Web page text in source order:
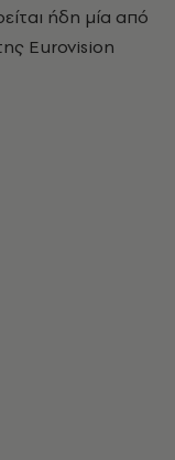
ήδη μία από
Eurovision